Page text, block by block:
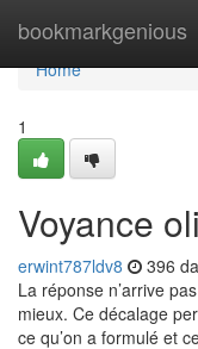
bookmarkgenious
Home
Home
1
Voyance
erwint787ldv8 396
La réponse n’arrive
mieux. Ce décalage
ce qu’on a formulé et